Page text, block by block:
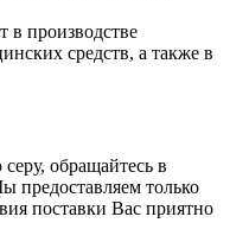
в производстве
средств, а также в
обращайтесь в
только
поставки Вас приятно